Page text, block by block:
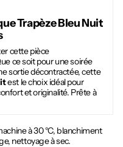
Trapèze Bleu Nuit
cette pièce
ce soit pour une soirée
sortie décontractée, cette
est le choix idéal pour
et originalité. Prête à
à 30 °C, blanchiment
nettoyage à sec.